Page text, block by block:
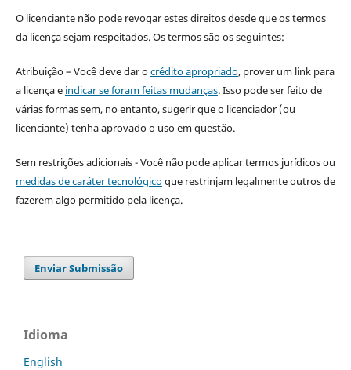
O licenciante não pode revogar estes direitos desde que os termos
da licença sejam respeitados. Os termos são os seguintes:
Atribuição – Você deve dar ocrédito apropriado, prover um link para
a licença e indicar se foram feitas mudanças. Isso pode ser feito de
várias formas sem, no entanto, sugerir que o licenciador (ou
licenciante) tenha aprovado o uso em questão.
Sem restrições adicionais - Você não pode aplicar termos jurídicos ou
medidas de caráter tecnológicoque restrinjam legalmente outros de
fazerem algo permitido pela licença.
Enviar Submissão
Idioma
English